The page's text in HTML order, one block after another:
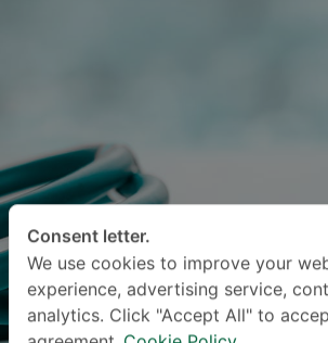
Consent letter.
We use cookies to improve your
experience, advertising service,
analytics. Click "Accept All" to